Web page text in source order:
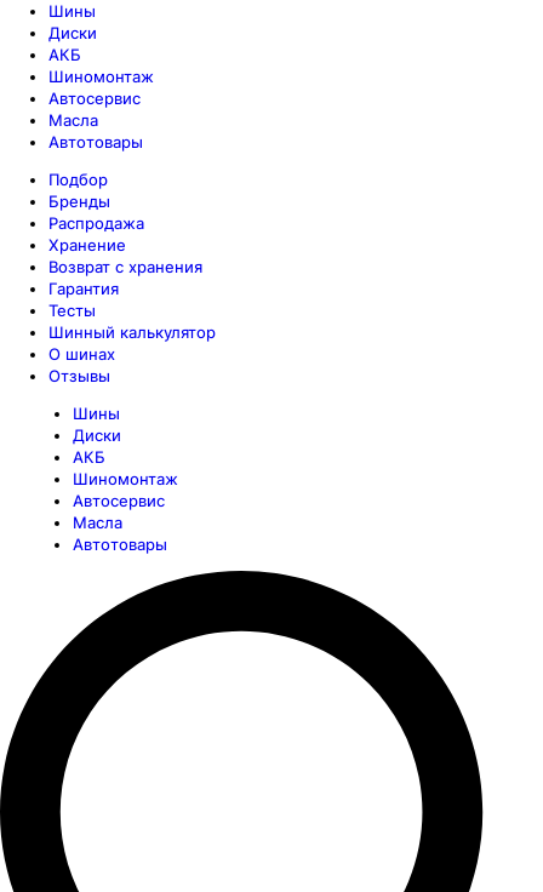
Шины
Диски
АКБ
Шиномонтаж
Автосервис
Масла
Автотовары
Подбор
Бренды
Распродажа
Хранение
Возврат с хранения
Гарантия
Тесты
Шинный калькулятор
О шинах
Отзывы
Шины
Диски
АКБ
Шиномонтаж
Автосервис
Масла
Автотовары